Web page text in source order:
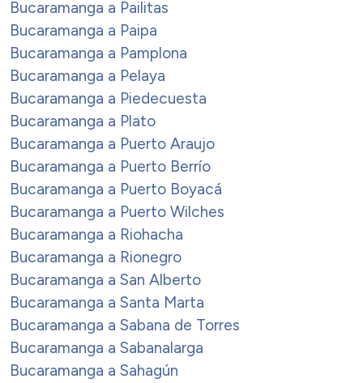
Bucaramanga a Pailitas
Bucaramanga a Paipa
Bucaramanga a Pamplona
Bucaramanga a Pelaya
Bucaramanga a Piedecuesta
Bucaramanga a Plato
Bucaramanga a Puerto Araujo
Bucaramanga a Puerto Berrío
Bucaramanga a Puerto Boyacá
Bucaramanga a Puerto Wilches
Bucaramanga a Riohacha
Bucaramanga a Rionegro
Bucaramanga a San Alberto
Bucaramanga a Santa Marta
Bucaramanga a Sabana de Torres
Bucaramanga a Sabanalarga
Bucaramanga a Sahagún